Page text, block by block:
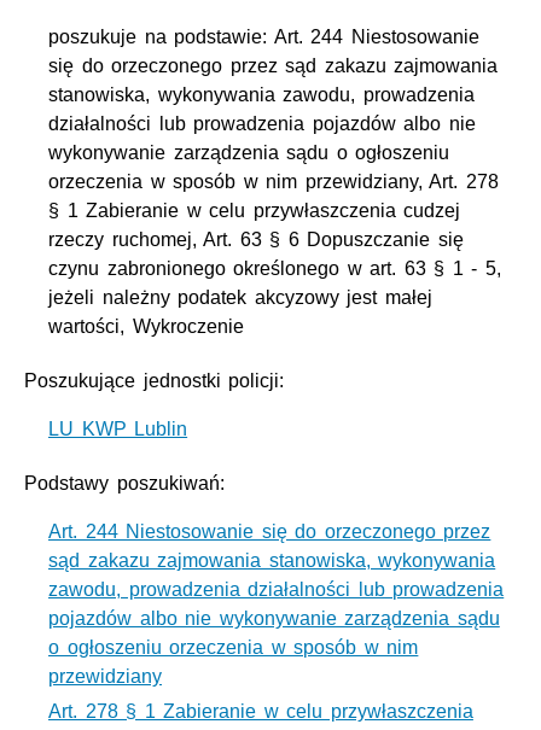
poszukuje na podstawie: Art. 244 Niestosowanie
się do orzeczonego przez sąd zakazu zajmowania
stanowiska, wykonywania zawodu, prowadzenia
działalności lub prowadzenia pojazdów albo nie
wykonywanie zarządzenia sądu o ogłoszeniu
orzeczenia w sposób w nim przewidziany, Art. 278
§ 1 Zabieranie w celu przywłaszczenia cudzej
rzeczy ruchomej, Art. 63 § 6 Dopuszczanie się
czynu zabronionego określonego w art. 63 § 1 - 5,
jeżeli należny podatek akcyzowy jest małej
wartości, Wykroczenie
Poszukujące jednostki policji:
LU KWP Lublin
Podstawy poszukiwań:
Art. 244 Niestosowanie się do orzeczonego przez
sąd zakazu zajmowania stanowiska, wykonywania
zawodu, prowadzenia działalności lub prowadzenia
pojazdów albo nie wykonywanie zarządzenia sądu
o ogłoszeniu orzeczenia w sposób w nim
przewidziany
Art. 278 § 1 Zabieranie w celu przywłaszczenia